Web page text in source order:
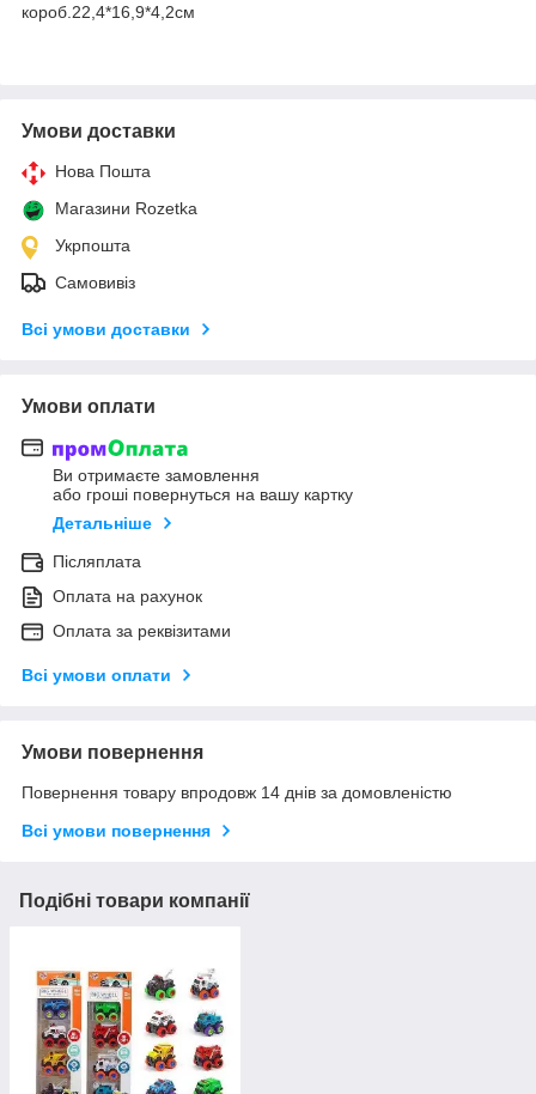
короб.22,4*16,9*4,2см
Умови доставки
Нова Пошта
Магазини Rozetka
Укрпошта
Самовивіз
Всі умови доставки
Умови оплати
Ви отримаєте замовлення
або гроші повернуться на вашу картку
Детальніше
Післяплата
Оплата на рахунок
Оплата за реквізитами
Всі умови оплати
Умови повернення
Повернення товару впродовж 14 днів за домовленістю
Всі умови повернення
Подібні товари компанії